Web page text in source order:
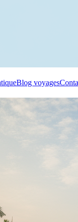
Blog voyages